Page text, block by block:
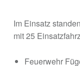
Im Einsatz
mit 25
Feuerwehr